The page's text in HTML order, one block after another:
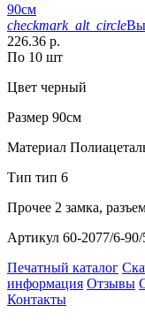
90см
checkmark_alt_circle
226.36 р.
По 10 шт
Цвет черный
Размер 90см
Материал
Тип тип 6
Прочее 2 замка,
Артикул 60-2077/6-90/
Печатный каталог
информация Отзывы
Контакты